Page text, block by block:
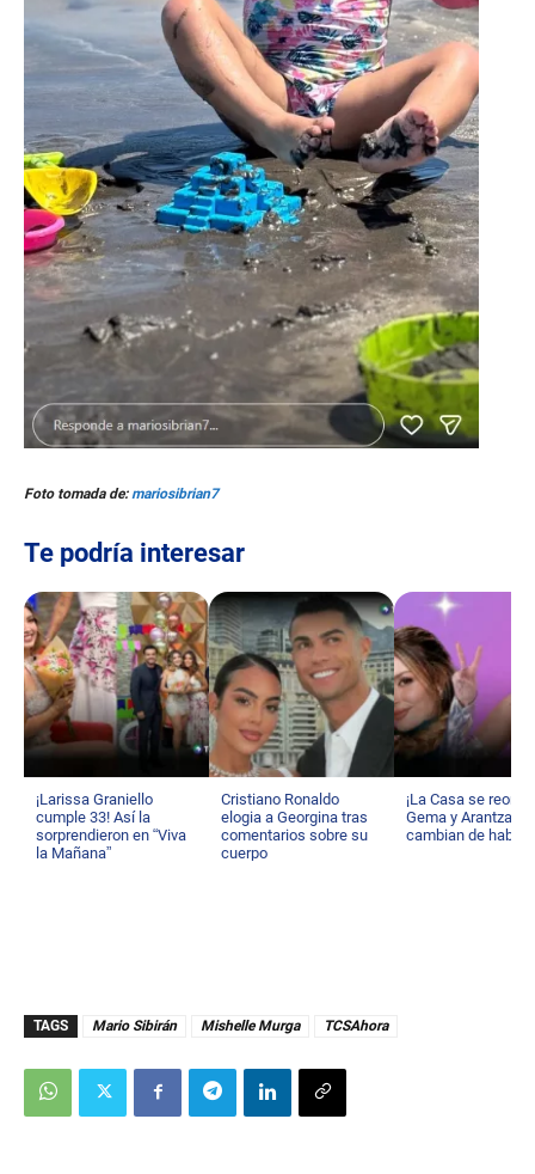
Foto tomada de:mariosibrian7
Te podría interesar
¡Larissa Graniello
cumple 33! Así la
sorprendieron en “Viva
la Mañana”
Cristiano Ronaldo
elogia a Georgina tras
comentarios sobre su
cuerpo
¡La Casa se
Gema y Arantza
cambian de
TAGS Mario Sibirán Mishelle Murga TCSAhora